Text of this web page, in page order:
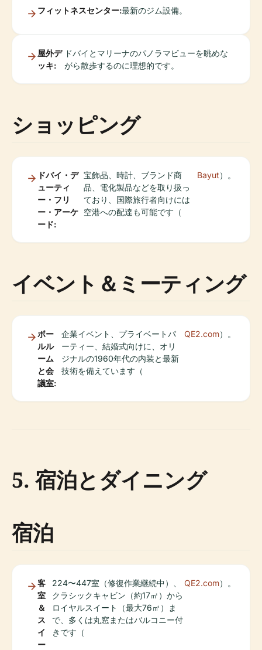
フィットネスセンター:最新のジム設備。
屋外デ
ッキ:
ドバイとマリーナのパノラマビューを眺めな
がら散歩するのに理想的です。
ショッピング
ドバイ・デ
ューティ
ー・フリ
ー・アーケ
ード:
宝飾品、時計、ブランド商
品、電化製品などを取り扱っ
ており、国際旅行者向けには
空港への配達も可能です（
Bayut）。
イベント＆ミーティング
ボー
ルル
ーム
と会
議室:
企業イベント、プライベートパ
ーティー、結婚式向けに、オリ
ジナルの1960年代の内装と最新
技術を備えています（
QE2.com）。
5. 宿泊とダイニング
宿泊
客
室
＆
ス
イ
ー
224〜447室（修復作業継続中）、
クラシックキャビン（約17㎡）から
ロイヤルスイート（最大76㎡）ま
で、多くは丸窓またはバルコニー付
きです（
QE2.com）。